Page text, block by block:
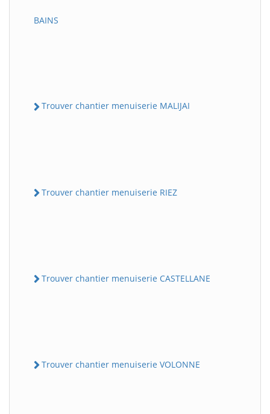
BAINS
Trouver chantier menuiserie MALIJAI
Trouver chantier menuiserie RIEZ
Trouver chantier menuiserie CASTELLANE
Trouver chantier menuiserie VOLONNE